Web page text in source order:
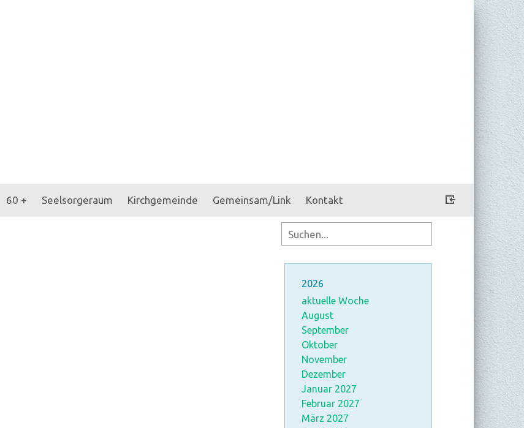
60 + Seelsorgeraum Kirchgemeinde Gemeinsam/Link Kontakt
2026
aktuelle Woche
August
September
Oktober
November
Dezember
Januar 2027
Februar 2027
März 2027